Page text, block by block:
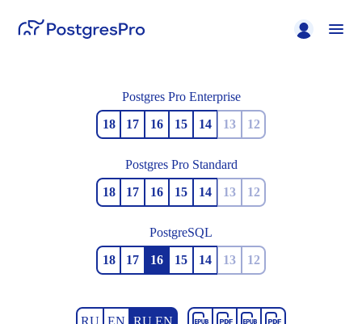
Postgres Pro Enterprise
18
17 16 15 14 13 12
Postgres Pro Standard
18
17 16 15 14 13 12
PostgreSQL
18
17 16 15 14 13 12
RU EN RU EN